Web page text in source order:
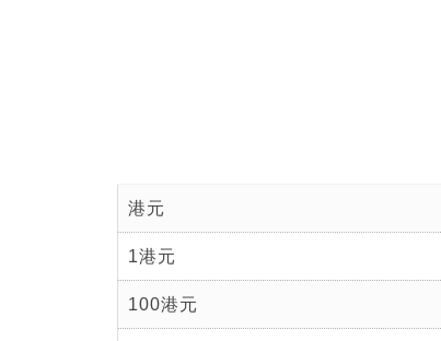
港元
1港元
100港元